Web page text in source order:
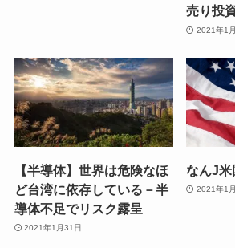
売り投
2021年1
【半導体】世界は危険なほ
ど台湾に依存している－半
導体不足でリスク露呈
2021年1月31日
なんJ米
2021年1